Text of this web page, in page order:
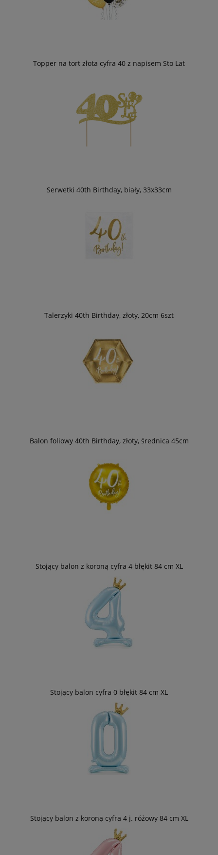
Topper na tort złota cyfra 40 z napisem Sto Lat
Serwetki 40th Birthday, biały, 33x33cm
Talerzyki 40th Birthday, złoty, 20cm 6szt
Balon foliowy 40th Birthday, złoty, średnica 45cm
Stojący balon z koroną cyfra 4 błękit 84 cm XL
Stojący balon cyfra 0 błękit 84 cm XL
Stojący balon z koroną cyfra 4 j. różowy 84 cm XL